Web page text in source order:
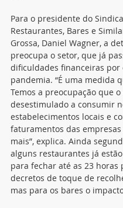
Para o presidente do
Restaurantes, Bares e
Grossa, Daniel Wagner, a
preocupa o setor, que já
dificuldades financeiras por
pandemia. “É uma medida
Temos a preocupação que
desestimulado a consumir
estabelecimentos locais e
faturamentos das
mais”, explica. Ainda
alguns restaurantes já
para fechar até as 23 horas
decretos de toque de
mas para os bares o